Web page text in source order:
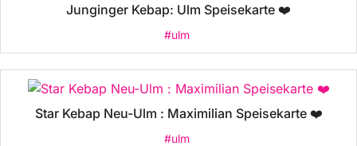
Junginger Kebap: Ulm Speisekarte ❤️
#ulm
Star Kebap Neu-Ulm : Maximilian Speisekarte ❤️
#ulm